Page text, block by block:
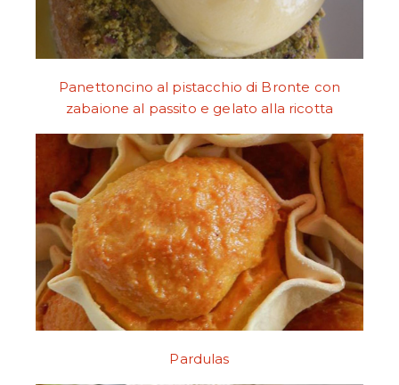
Panettoncino al pistacchio di Bronte con
zabaione al passito e gelato alla ricotta
Pardulas